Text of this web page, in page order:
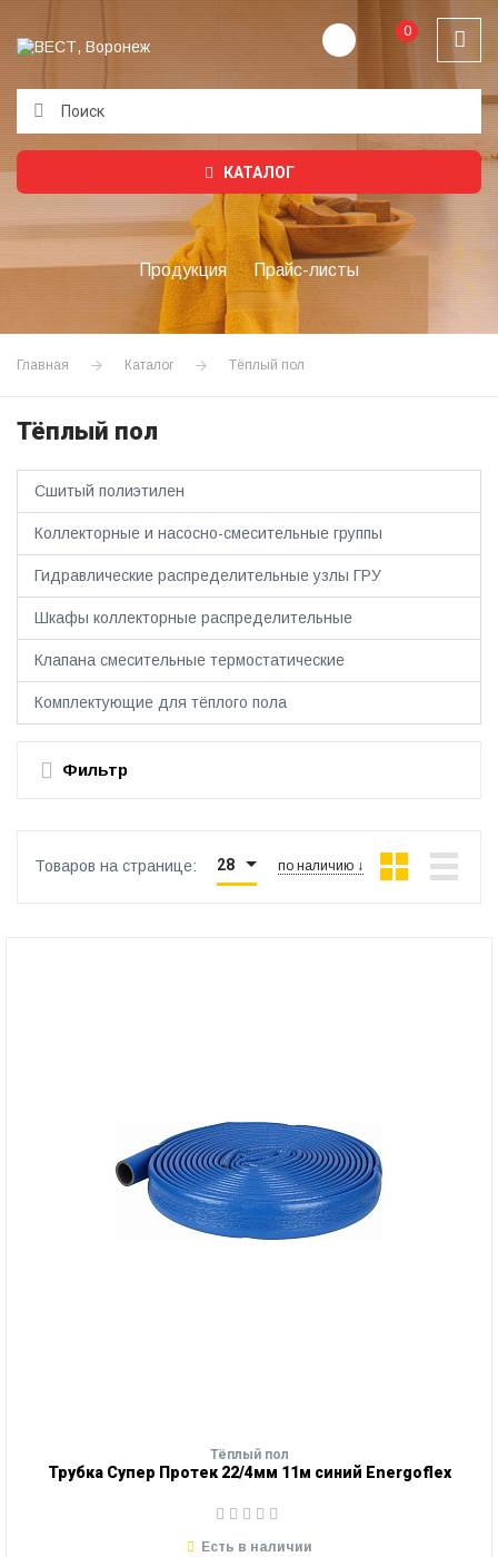
0
КАТАЛОГ
Продукция Прайс-листы
Главная Каталог Тёплый пол
Тёплый пол
Сшитый полиэтилен
Коллекторные и насосно-смесительные группы
Гидравлические распределительные узлы ГРУ
Шкафы коллекторные распределительные
Клапана смесительные термостатические
Комплектующие для тёплого пола
Фильтр
Товаров на странице: 28 по наличию ↓
Тёплый пол
Трубка Супер Протек 22/4мм 11м синий Energoflex
Есть в наличии